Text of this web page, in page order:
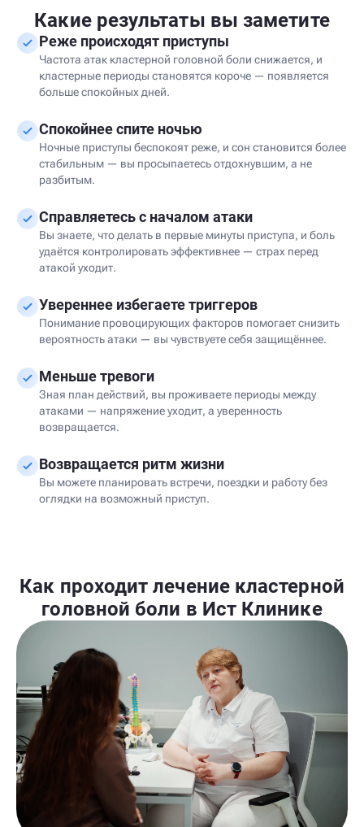
Какие результаты вы заметите
Реже происходят приступы
Частота атак кластерной головной боли снижается, и
кластерные периоды становятся короче — появляется
больше спокойных дней.
Спокойнее спите ночью
Ночные приступы беспокоят реже, и сон становится более
стабильным — вы просыпаетесь отдохнувшим, а не
разбитым.
Справляетесь с началом атаки
Вы знаете, что делать в первые минуты приступа, и боль
удаётся контролировать эффективнее — страх перед
атакой уходит.
Увереннее избегаете триггеров
Понимание провоцирующих факторов помогает снизить
вероятность атаки — вы чувствуете себя защищённее.
Меньше тревоги
Зная план действий, вы проживаете периоды между
атаками — напряжение уходит, а уверенность
возвращается.
Возвращается ритм жизни
Вы можете планировать встречи, поездки и работу без
оглядки на возможный приступ.
Как проходит лечение кластерной
головной боли в Ист Клинике